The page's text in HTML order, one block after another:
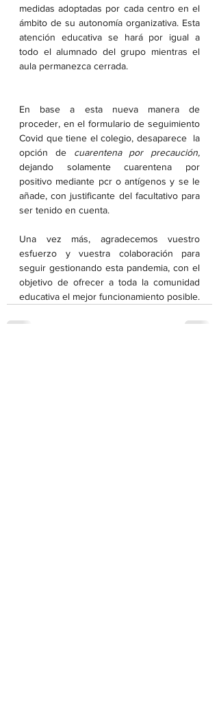
medidas adoptadas por cada centro en el
ámbito de su autonomía organizativa. Esta
atención educativa se hará por igual a
todo el alumnado del grupo mientras el
aula permanezca cerrada.
En base a esta nueva manera de
proceder, en el formulario de seguimiento
Covid que tiene el colegio, desaparece  la
opción de cuarentena por precaución,
dejando solamente cuarentena por
positivo mediante pcr o antígenos y se le
añade, con justificante del facultativo para
ser tenido en cuenta.
Una vez más, agradecemos vuestro
esfuerzo y vuestra colaboración para
seguir gestionando esta pandemia, con el
objetivo de ofrecer a toda la comunidad
educativa el mejor funcionamiento posible.